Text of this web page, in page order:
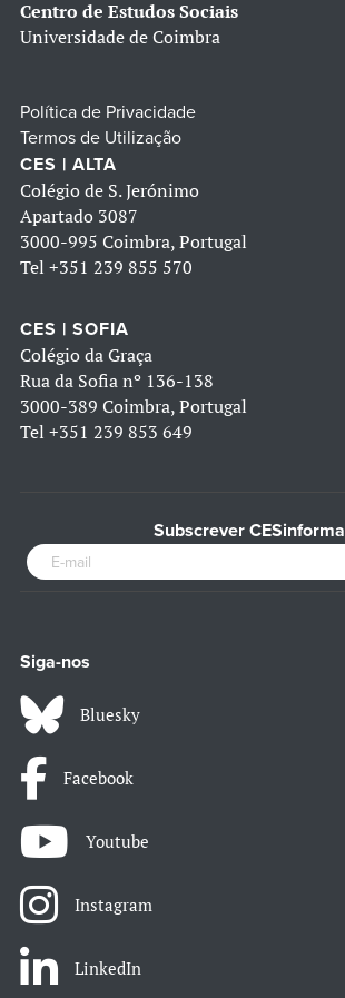
Centro de Estudos Sociais
Universidade de Coimbra
Política de Privacidade
Termos de Utilização
CES | ALTA
Colégio de S. Jerónimo
Apartado 3087
3000-995 Coimbra, Portugal
Tel +351 239 855 570
CES | SOFIA
Colégio da Graça
Rua da Sofia nº 136-138
3000-389 Coimbra, Portugal
Tel +351 239 853 649
Subscrever CESinforma
Siga-nos
Bluesky
Facebook
Youtube
Instagram
LinkedIn